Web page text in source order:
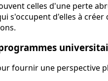
celles d'une perte
s'occupent d'elles à
fournir une